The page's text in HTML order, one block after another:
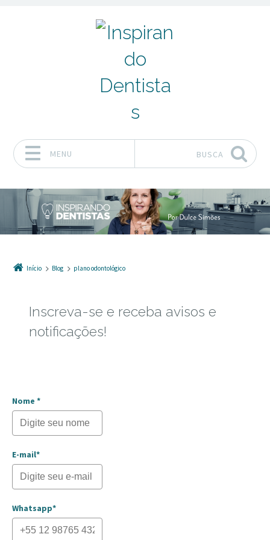
MENU BUSCA
Início Blog plano odontológico
Inscreva-se e receba avisos e
notificações!
Nome *
E-mail*
Whatsapp*